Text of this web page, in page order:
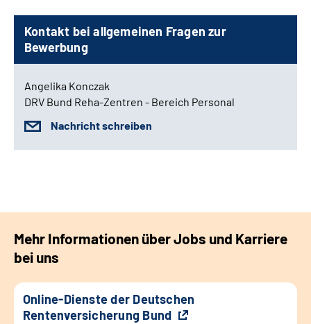
Kontakt bei allgemeinen Fragen zur
Bewerbung
Angelika Konczak
DRV Bund Reha-Zentren - Bereich Personal
Nachricht schreiben
Mehr Informationen über Jobs und Karriere
bei uns
Online-Dienste der Deutschen
Rentenversicherung Bund